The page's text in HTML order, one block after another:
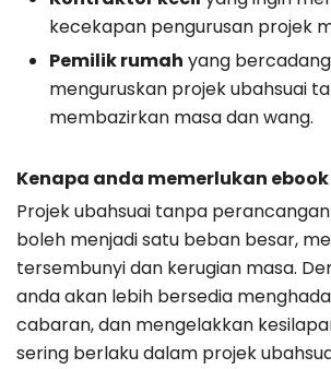
kecekapan pengurusan projek
Pemilik rumah yang
menguruskan projek ubahsuai
membazirkan masa dan wang.
Kenapa anda memerlukan
Projek ubahsuai tanpa
boleh menjadi satu beban besar,
tersembunyi dan kerugian masa.
anda akan lebih bersedia
cabaran, dan mengelakkan
sering berlaku dalam projek